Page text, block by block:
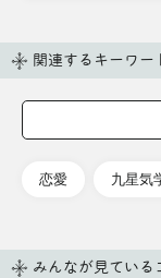
関連するキーワー
恋愛 九星気
みんなが見ている